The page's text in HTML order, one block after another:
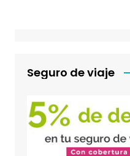
Seguro de viaje